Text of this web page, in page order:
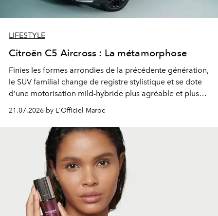
LIFESTYLE
Citroën C5 Aircross : La métamorphose
Finies les formes arrondies de la précédente génération,
le SUV familial change de registre stylistique et se dote
d’une motorisation mild-hybride plus agréable et plus
économe. à n’en pas douter, le nouveau C5 Aircross a
gagné en maturité.
21.07.2026 by L'Officiel Maroc